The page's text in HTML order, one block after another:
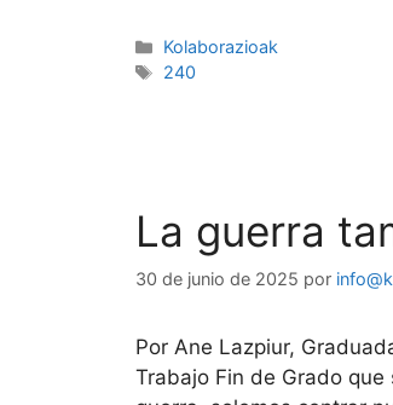
Kolaborazioak
240
La guerra
30 de junio de 2025 por
Por Ane Lazpiur,
Trabajo Fin de Grado